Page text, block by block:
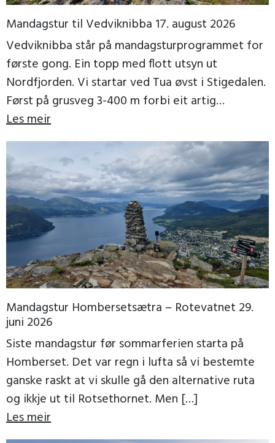
Mandagstur til Vedviknibba 17. august 2026
Vedviknibba står på mandagsturprogrammet for
første gong. Ein topp med flott utsyn ut
Nordfjorden. Vi startar ved Tua øvst i Stigedalen.
Først på grusveg 3-400 m forbi eit artig
trollgjerde, […]
Les meir
Mandagstur Hombersetsætra – Rotevatnet 29.
juni 2026
Siste mandagstur før sommarferien starta på
Homberset. Det var regn i lufta så vi bestemte
ganske raskt at vi skulle gå den alternative ruta
og ikkje ut til Rotsethornet. Men […]
Les meir